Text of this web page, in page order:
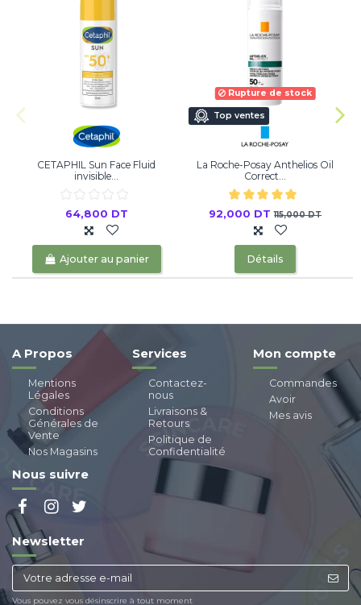
CETAPHIL Sun Face Fluid
invisible...
64,800 DT
Ajouter au panier
Top ventes
Rupture de stock
La Roche-Posay Anthelios Oil
Correct...
92,000 DT115,000 DT
Détails
A Propos
Mentions
Légales
Conditions
Générales de
Vente
Nos Magasins
Services
Contactez-
nous
Livraisons &
Retours
Politique de
Confidentialité
Mon compte
Commandes
Avoir
Mes avis
Nous suivre
Newsletter
Vous pouvez vous désinscrire à tout moment